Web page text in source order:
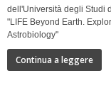
dell'Università degli Studi
"LIFE Beyond Earth.
Astrobiology"
Continua a leggere